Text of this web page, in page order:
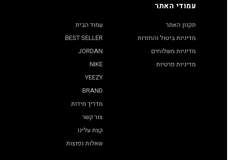
עמודי האתר
תקנון האתר
מדיניות ביטול והחזרות
מדיניות משלוחים
מדיניות פרטיות
עמוד הבית
BEST SELLER
JORDAN
NIKE
YEEZY
BRAND
מדריך מידות
צור קשר
קצת עלינו
שאלות נפוצות